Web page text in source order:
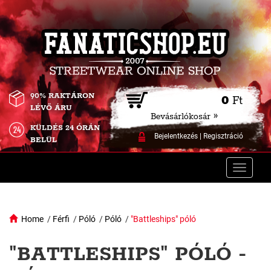
0 Ft
Bevásárlókosár »
Bejelentkezés| Regisztráció
90% RAKTÁRON
LÉVŐ ÁRU
KÜLDÉS 24 ÓRÁN
BELÜL
Toggle
Home / Férfi / Póló / Póló / "Battleships" póló
"BATTLESHIPS" PÓLÓ -